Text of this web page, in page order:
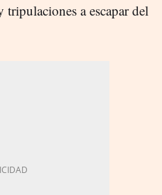
a escapar del